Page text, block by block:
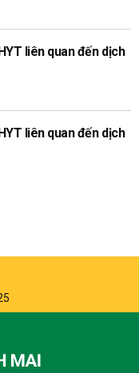
liên quan đến dịch
liên quan đến dịch